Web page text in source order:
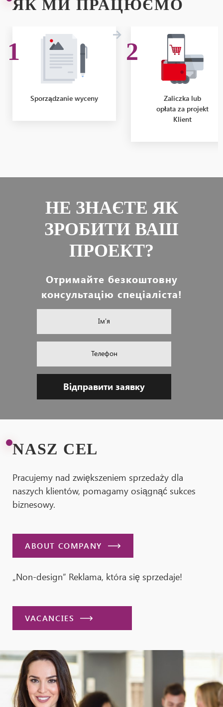
ЯК МИ ПРАЦЮЄМО
Sporządzanie wyceny
Zaliczka lub
opłata za projekt
Klient
НЕ ЗНАЄТЕ ЯК
ЗРОБИТИ ВАШ
ПРОЕКТ?
Отримайте безкоштовну
консультацію спеціаліста!
Відправити заявку
NASZ CEL
Pracujemy nad zwiększeniem sprzedaży dla
naszych klientów, pomagamy osiągnąć sukces
biznesowy.
ABOUT COMPANY
„Non-design” Reklama, która się sprzedaje!
VACANCIES